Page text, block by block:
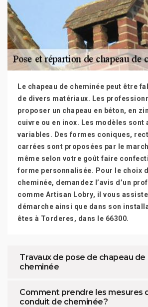
Le chapeau de cheminée peut être
de divers matériaux. Les
proposer un chapeau en béton, en
cuivre ou en inox. Les modèles sont
variables. Des formes coniques,
carrées sont proposées par le
même selon votre goût faire
forme personnalisée. Pour le choix
cheminée, demandez l’avis d’un
comme Artisan Lobry, il vous
démarche ainsi que dans son
êtes à Torderes, dans le 66300.
Travaux de pose de chapeau de
cheminée
Comment prendre les mesures
conduit de cheminée ?